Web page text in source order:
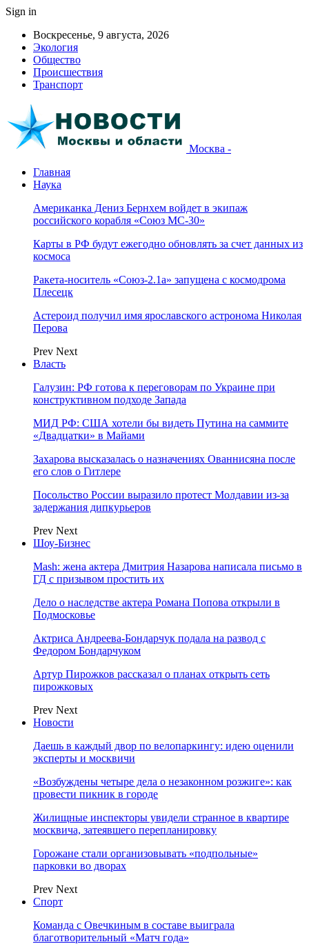
Sign in
Воскресенье, 9 августа, 2026
Экология
Общество
Происшествия
Транспорт
Москва -
Главная
Наука
Американка Дениз Бернхем войдет в экипаж
российского корабля «Союз МС-30»
Карты в РФ будут ежегодно обновлять за счет данных из
космоса
Ракета-носитель «Союз-2.1а» запущена с космодрома
Плесецк
Астероид получил имя ярославского астронома Николая
Перова
Prev Next
Власть
Галузин: РФ готова к переговорам по Украине при
конструктивном подходе Запада
МИД РФ: США хотели бы видеть Путина на саммите
«Двадцатки» в Майами
Захарова высказалась о назначениях Ованнисяна после
его слов о Гитлере
Посольство России выразило протест Молдавии из-за
задержания дипкурьеров
Prev Next
Шоу-Бизнес
Mash: жена актера Дмитрия Назарова написала письмо в
ГД с призывом простить их
Дело о наследстве актера Романа Попова открыли в
Подмосковье
Актриса Андреева-Бондарчук подала на развод с
Федором Бондарчуком
Артур Пирожков рассказал о планах открыть сеть
пирожковых
Prev Next
Новости
Даешь в каждый двор по велопаркингу: идею оценили
эксперты и москвичи
«Возбуждены четыре дела о незаконном розжиге»: как
провести пикник в городе
Жилищные инспекторы увидели странное в квартире
москвича, затеявшего перепланировку
Горожане стали организовывать «подпольные»
парковки во дворах
Prev Next
Спорт
Команда с Овечкиным в составе выиграла
благотворительный «Матч года»